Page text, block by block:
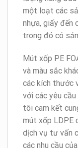
một loạt các
nhựa, giấy đến
trong đó có
Mút xốp PE
và màu sắc
các kích thước
với các yêu
tôi cam kết
mút xốp LDPE
dịch vụ tư vấn
các nhu cầu